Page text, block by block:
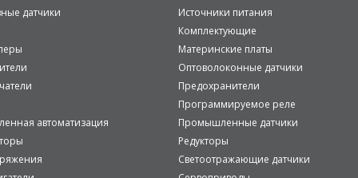
датчики
Источники питания
Комплектующие
Материнские платы
Оптоволоконные датчики
Предохранители
Программируемое реле
автоматизация
Промышленные датчики
Редукторы
Светоотражающие датчики